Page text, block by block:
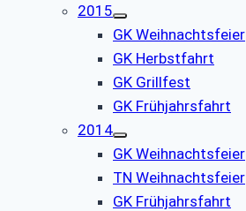
2015
GK Weihnachtsfeier
GK Herbstfahrt
GK Grillfest
GK Frühjahrsfahrt
2014
GK Weihnachtsfeier
TN Weihnachtsfeier
GK Frühjahrsfahrt